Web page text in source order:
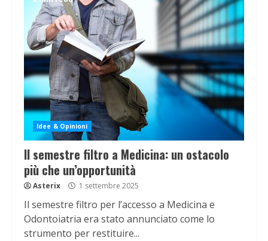
Idee & Opinioni
Il semestre filtro a Medicina: un ostacolo
più che un’opportunità
Asterix 1 settembre 2025
Il semestre filtro per l’accesso a Medicina e
Odontoiatria era stato annunciato come lo
strumento per restituire...